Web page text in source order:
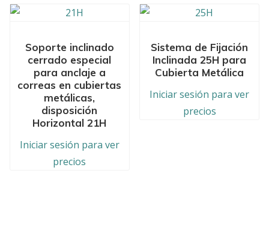
Soporte inclinado
cerrado especial
para anclaje a
correas en cubiertas
metálicas,
disposición
Horizontal 21H
Iniciar sesión para ver
precios
Sistema de Fijación
Inclinada 25H para
Cubierta Metálica
Iniciar sesión para ver
precios